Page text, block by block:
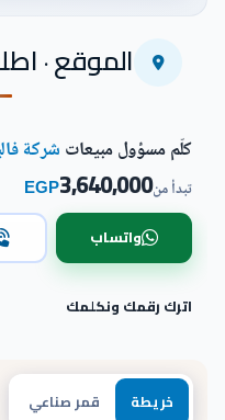
اضغط للتكبيرالموقع ·
خريطة قمر صناعي
كلّم مسؤول مبيعات شركة
تبدأ من3,640,000
EGP
واتساب
اترك رقمك ونكلمك